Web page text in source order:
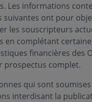
et moyennes
d'actifs à part
Les informations
suivantes ont pour
les souscripteurs
en complétant
financières des
prospectus complet.
qui sont soumises
interdisant la